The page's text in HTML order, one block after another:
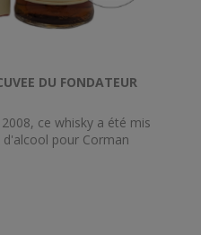
DU FONDATEUR
ce whisky a été mis
pour Corman